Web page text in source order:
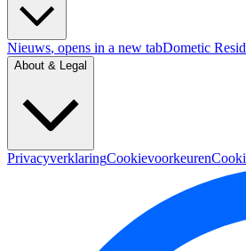
Nieuws, opens in a new tabDometic
About & Legal
PrivacyverklaringCookievoorkeuren